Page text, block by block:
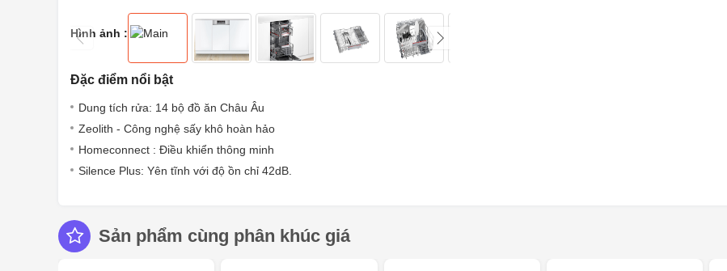
Hình ảnh :
Đặc điểm nổi bật
Dung tích rửa: 14 bộ đồ ăn Châu Âu
Zeolith - Công nghệ sấy khô hoàn hảo
Homeconnect : Điều khiển thông minh
Silence Plus: Yên tĩnh với độ ồn chỉ 42dB.
Sản phẩm cùng phân khúc giá